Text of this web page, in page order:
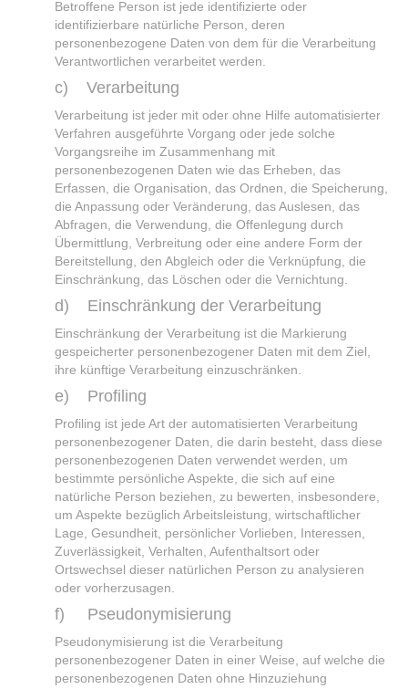
Betroffene Person ist jede identifizierte oder
identifizierbare natürliche Person, deren
personenbezogene Daten von dem für die Verarbeitung
Verantwortlichen verarbeitet werden.
c) Verarbeitung
Verarbeitung ist jeder mit oder ohne Hilfe automatisierter
Verfahren ausgeführte Vorgang oder jede solche
Vorgangsreihe im Zusammenhang mit
personenbezogenen Daten wie das Erheben, das
Erfassen, die Organisation, das Ordnen, die Speicherung,
die Anpassung oder Veränderung, das Auslesen, das
Abfragen, die Verwendung, die Offenlegung durch
Übermittlung, Verbreitung oder eine andere Form der
Bereitstellung, den Abgleich oder die Verknüpfung, die
Einschränkung, das Löschen oder die Vernichtung.
d) Einschränkung der Verarbeitung
Einschränkung der Verarbeitung ist die Markierung
gespeicherter personenbezogener Daten mit dem Ziel,
ihre künftige Verarbeitung einzuschränken.
e) Profiling
Profiling ist jede Art der automatisierten Verarbeitung
personenbezogener Daten, die darin besteht, dass diese
personenbezogenen Daten verwendet werden, um
bestimmte persönliche Aspekte, die sich auf eine
natürliche Person beziehen, zu bewerten, insbesondere,
um Aspekte bezüglich Arbeitsleistung, wirtschaftlicher
Lage, Gesundheit, persönlicher Vorlieben, Interessen,
Zuverlässigkeit, Verhalten, Aufenthaltsort oder
Ortswechsel dieser natürlichen Person zu analysieren
oder vorherzusagen.
f) Pseudonymisierung
Pseudonymisierung ist die Verarbeitung
personenbezogener Daten in einer Weise, auf welche die
personenbezogenen Daten ohne Hinzuziehung